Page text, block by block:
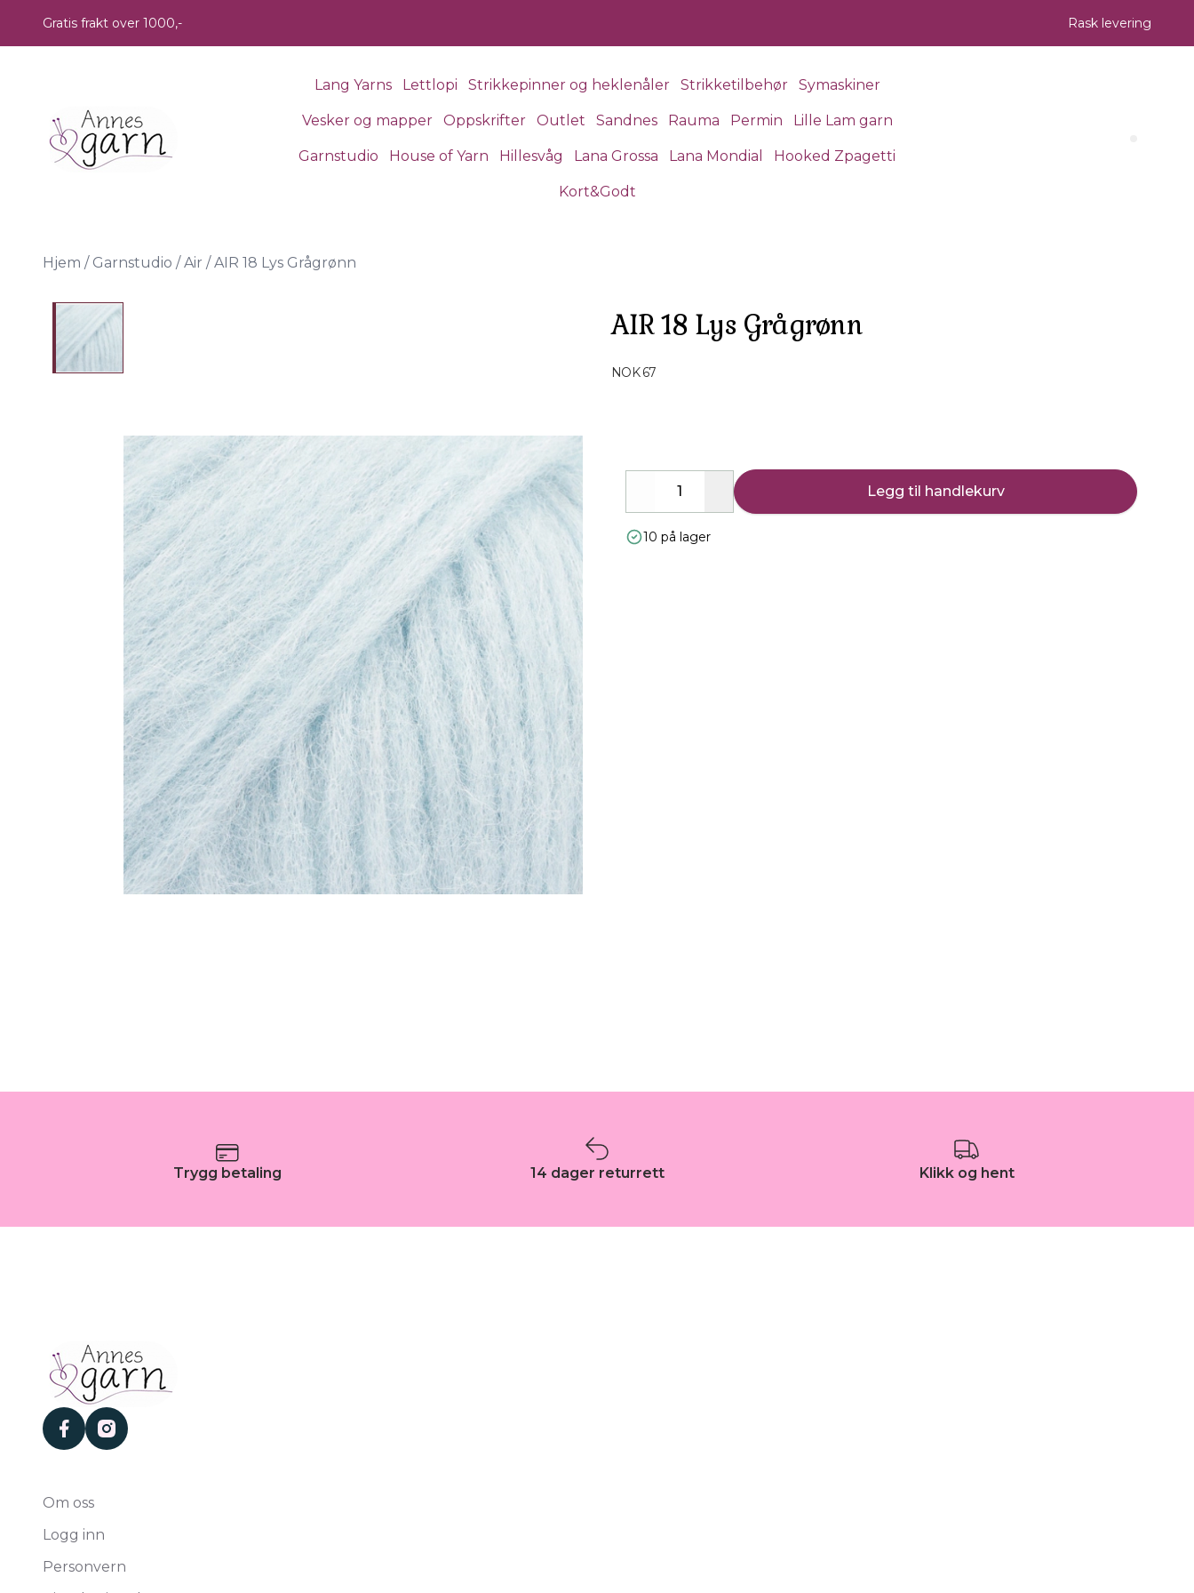
Gratis frakt over 1000,- Rask levering
Lang Yarns Lettlopi Strikkepinner og heklenåler Strikketilbehør Symaskiner
Vesker og mapper Oppskrifter Outlet Sandnes Rauma Permin Lille Lam garn
Garnstudio House of Yarn Hillesvåg Lana Grossa Lana Mondial Hooked Zpagetti
Kort&Godt
Hjem / Garnstudio / Air / AIR 18 Lys Grågrønn
AIR 18 Lys Grågrønn
NOK 67
Decrease Increase
Legg til handlekurv
10 på lager
Trygg betaling 14 dager returrett Klikk og hent
facebookinstagram
Om oss
Logg inn
Personvern